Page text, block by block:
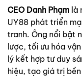
CEO Danh Phạm là
UY88 phát triển
tranh. Ông nổi bật
lược, tối ưu hóa
lý kết hợp tư duy
hiệu, tạo giá trị